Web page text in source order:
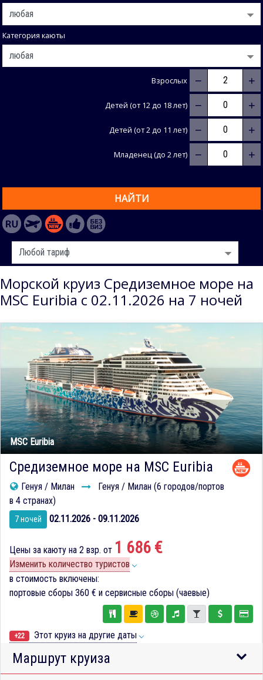
Категория каюты
Взрослых − +
Детей (от 12 до 18 лет) − +
Детей (от 2 до 11 лет) − +
Младенец (до 2 лет) − +
НАЙТИ
Морской круиз Средиземное море на
MSC Euribia с 02.11.2026 на 7 ночей
MSC Euribia
Средиземное море на MSC Euribia
Генуя / Милан
Генуя / Милан (6 городов/портов
в 4 странах)
7 ночей 02.11.2026 - 09.11.2026
Цены за каюту на 2 взр. от 1 686 €
Изменить количество туристов
в стоимость включены:
портовые сборы 360 € и сервисные сборы (чаевые)
+22 Этот круиз на другие даты
Маршрут круиза